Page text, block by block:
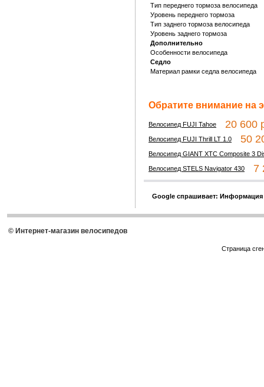
Тип переднего тормоза велосипеда
Уровень переднего тормоза
Тип заднего тормоза велосипеда
Уровень заднего тормоза
Дополнительно
Особенности велосипеда
Седло
Материал рамки седла велосипеда
Обратите внимание на
Велосипед FUJI Tahoe 20 600
Велосипед FUJI Thrill LT 1.0 50
Велосипед GIANT XTC Composite 3
Велосипед STELS Navigator 430 7
Google спрашивает:
© Интернет-магазин велосипедов
Страница